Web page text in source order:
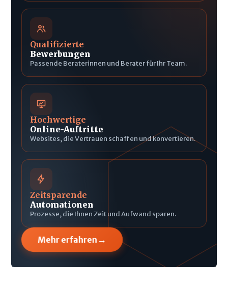
Qualifizierte
Bewerbungen
Passende Beraterinnen und Berater für Ihr Team.
Hochwertige
Online-Auftritte
Websites, die Vertrauen schaffen und konvertieren.
Zeitsparende
Automationen
Prozesse, die Ihnen Zeit und Aufwand sparen.
Mehr erfahren →